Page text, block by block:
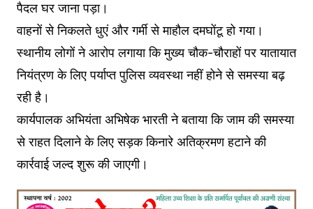
पैदल घर जाना पड़ा।
वाहनों से निकलते धुएं और गर्मी से माहौल दमघोंटू हो गया।
स्थानीय लोगों ने आरोप लगाया कि मुख्य चौक-चौराहों पर यातायात
नियंत्रण के लिए पर्याप्त पुलिस व्यवस्था नहीं होने से समस्या बढ़
रही है।
कार्यपालक अभियंता अभिषेक भारती ने बताया कि जाम की समस्या
से राहत दिलाने के लिए सड़क किनारे अतिक्रमण हटाने की
कार्रवाई जल्द शुरू की जाएगी।